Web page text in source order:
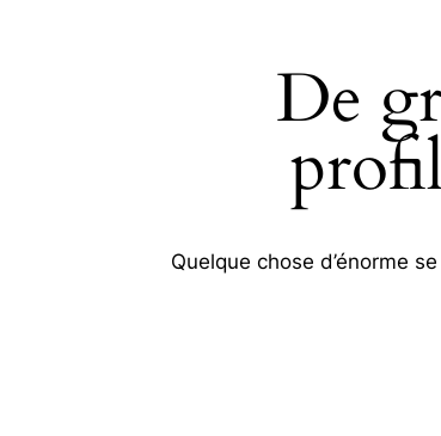
De
Quelque chose d’énorme